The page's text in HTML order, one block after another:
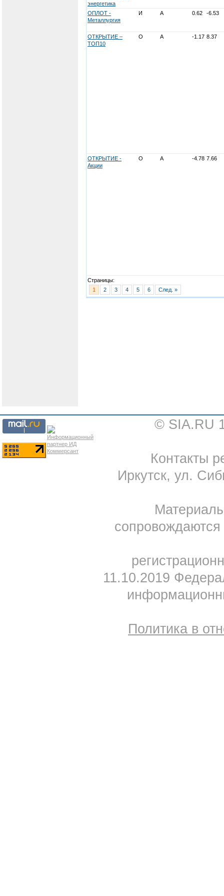
энергетика
ОПЛОТ -
Металлургия
И А 0.62 -6.53
ОТКРЫТИЕ –
ТОП10
О А -1.17 8.37
ОТКРЫТИЕ -
Акции
О А -4.78 7.66
Страницы:
1
2 3 4 5 6 След. »
© SIA.RU
Контакты
Иркутск, ул.
11.10.2019
Политика в